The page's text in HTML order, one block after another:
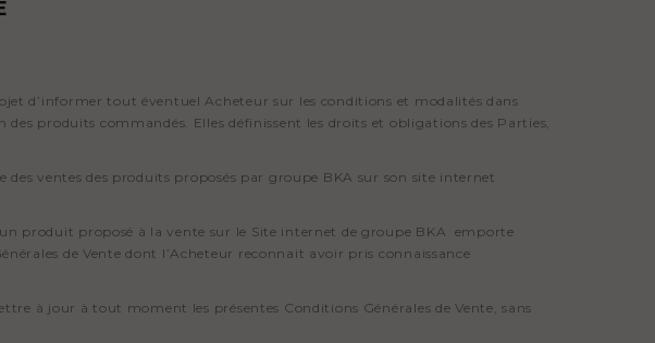
d’informer tout éventuel Acheteur sur les conditions et modalités dans
produits commandés. Elles définissent les droits et obligations des Parties,
des ventes des produits proposés par groupe BKA sur son site internet
produit proposé à la vente sur le Site internet de groupe BKA emporte
de Vente dont l’Acheteur reconnait avoir pris connaissance
à jour à tout moment les présentes Conditions Générales de Vente, sans